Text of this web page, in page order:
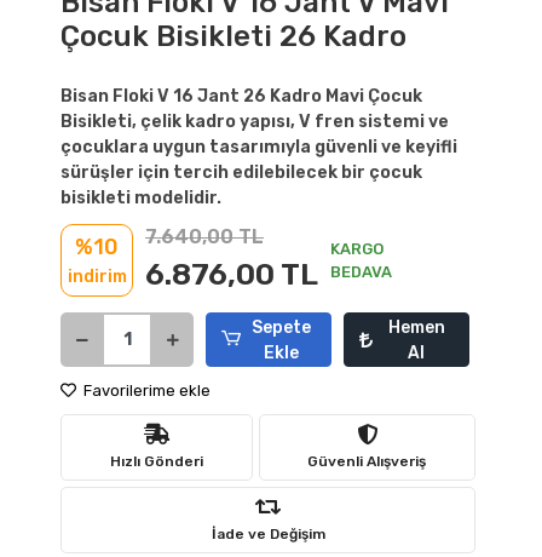
Çocuk Bisikleti 26 Kadro
Bisan Floki V 16 Jant 26 Kadro Mavi Çocuk
Bisikleti, çelik kadro yapısı, V fren sistemi ve
çocuklara uygun tasarımıyla güvenli ve keyifli
sürüşler için tercih edilebilecek bir çocuk
bisikleti modelidir.
%10
indirim
7.640,00 TL
6.876,00 TL
KARGO
BEDAVA
Sepete
Ekle
Hemen
Al
Favorilerime ekle
Hızlı Gönderi Güvenli Alışveriş
İade ve Değişim